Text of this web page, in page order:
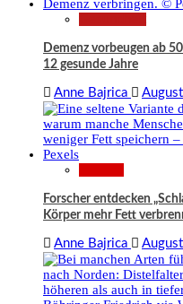
Demenz vorbeugen ab
12 gesunde Jahre
Anne Bajrica
Forscher entdecken
Körper mehr Fett
Anne Bajrica